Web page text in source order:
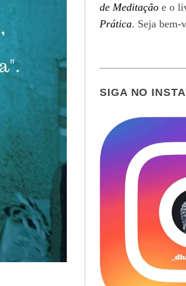
de Meditação e o
Prática. Seja bem-
SIGA NO